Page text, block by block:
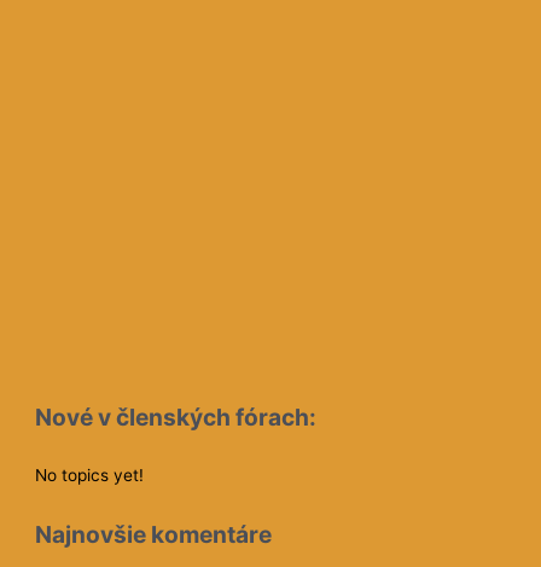
Nové v členských fórach:
No topics yet!
Najnovšie komentáre